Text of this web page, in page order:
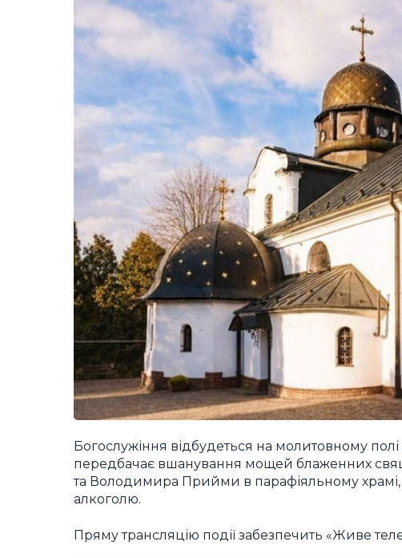
Богослужіння відбудеться на молитовному
передбачає вшанування мощей блаженних
та Володимира Прийми в парафіяльному храмі,
алкоголю.
Пряму трансляцію події забезпечить «Живе